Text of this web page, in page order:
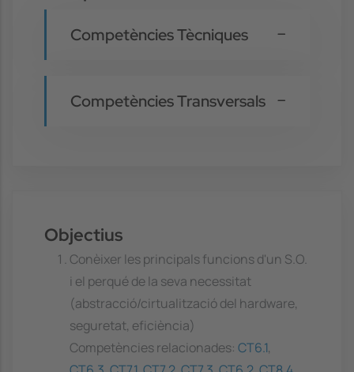
Competències Tècniques
Competències Transversals
Objectius
Conèixer les principals funcions d'un S.O.
i el perqué de la seva necessitat
(abstracció/cirtualització del hardware,
seguretat, eficiència)
Competències relacionades: CT6.1,